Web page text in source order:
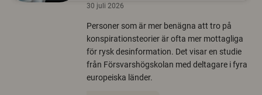
30 juli 2026
Personer som är mer benägna att tro på
konspirationsteorier är ofta mer mottagliga
för rysk desinformation. Det visar en studie
från Försvarshögskolan med deltagare i fyra
europeiska länder.